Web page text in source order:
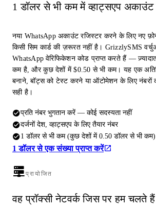
1 डॉलर से भी कम में व्हाट्सएप अकाउंट
नया WhatsApp अकाउंट रजिस्टर करने के लिए नए
किसी सिम कार्ड की ज़रूरत नहीं है। GrizzlySMS
WhatsApp वेरिफिकेशन कोड प्राप्त करते हैं —
कम है, और कुछ देशों में $0.50 से भी कम। यह एक
बनाने, बॉट्स को टेस्ट करने या ऑटोमेशन के लिए नंबरों
सही है।
प्रति नंबर भुगतान करें — कोई सदस्यता नहीं
दर्जनों देश, व्हाट्सएप के लिए तैयार नंबर
1 डॉलर से भी कम (कुछ देशों में 0.50 डॉलर से भी कम)
1 डॉलर से एक संख्या प्राप्त करें
प्रायोजित
वह प्रॉक्सी नेटवर्क जिस पर हम चलते हैं